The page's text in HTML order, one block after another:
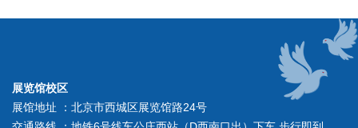
展览馆校区
展馆地址 ：北京市西城区展览馆路24号